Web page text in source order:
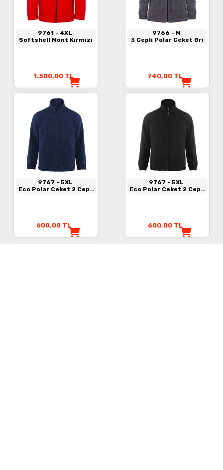
9761 - 4XL
Softshell Mont Kırmızı
1.500,00 TL
9766 - M
3 Cepli Polar Ceket Gri
740,00 TL
9767 - 5XL
Eco Polar Ceket 2 Cepli
600,00 TL
9767 - 5XL
Eco Polar Ceket 2 Cepli
600,00 TL